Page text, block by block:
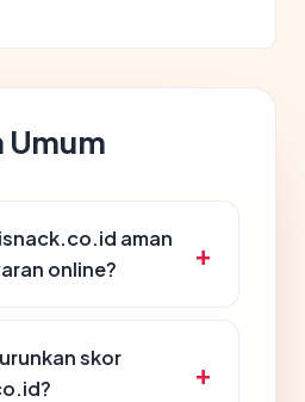
Umum
aman
online?
skor